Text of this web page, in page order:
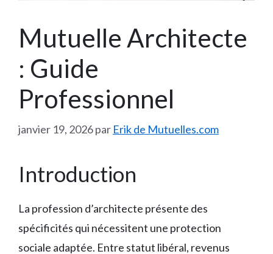
Mutuelle Architecte
: Guide
Professionnel
janvier 19, 2026par Erik de Mutuelles.com
Introduction
La profession d’architecte présente des
spécificités qui nécessitent une protection
sociale adaptée. Entre statut libéral, revenus